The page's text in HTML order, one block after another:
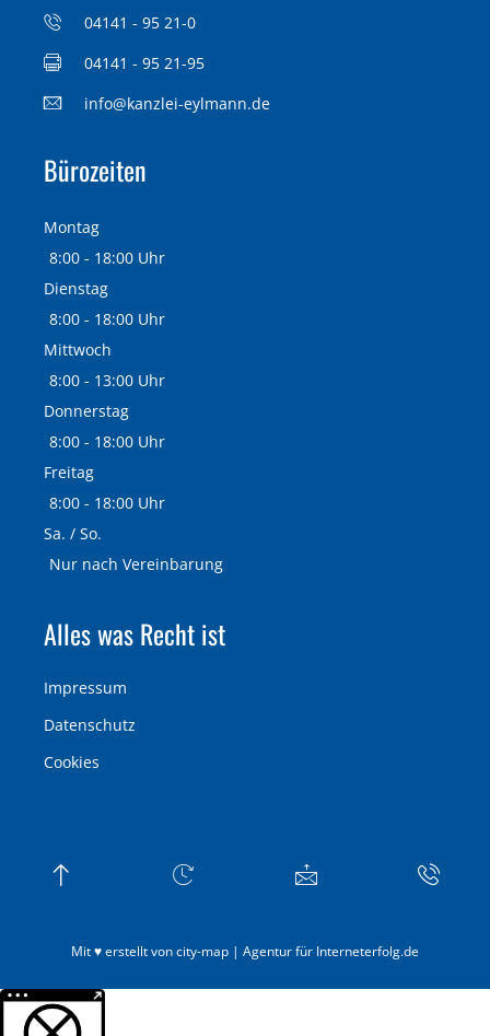
04141 - 95 21-0
04141 - 95 21-95
info@kanzlei-eylmann.de
Bürozeiten
Montag
8:00 - 18:00 Uhr
Dienstag
8:00 - 18:00 Uhr
Mittwoch
8:00 - 13:00 Uhr
Donnerstag
8:00 - 18:00 Uhr
Freitag
8:00 - 18:00 Uhr
Sa. / So.
Nur nach Vereinbarung
Alles was Recht ist
Impressum
Datenschutz
Cookies
Mit ♥ erstellt von city-map | Agentur für Interneterfolg.de
Weitere Informationen über den gesperrten Inhalt.